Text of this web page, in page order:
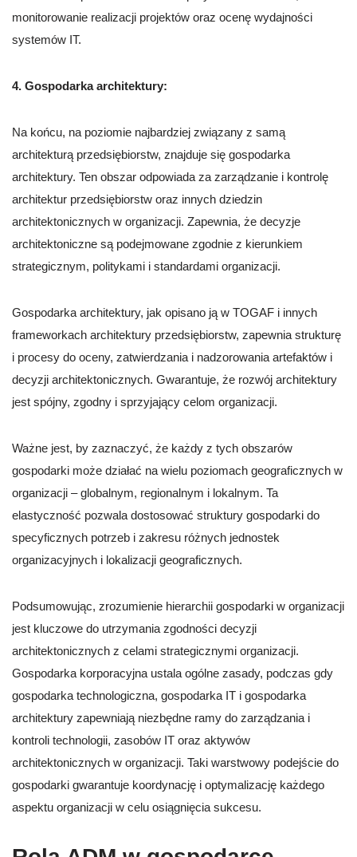
monitorowanie realizacji projektów oraz ocenę wydajności
systemów IT.
4. Gospodarka architektury:
Na końcu, na poziomie najbardziej związany z samą
architekturą przedsiębiorstw, znajduje się gospodarka
architektury. Ten obszar odpowiada za zarządzanie i kontrolę
architektur przedsiębiorstw oraz innych dziedzin
architektonicznych w organizacji. Zapewnia, że decyzje
architektoniczne są podejmowane zgodnie z kierunkiem
strategicznym, politykami i standardami organizacji.
Gospodarka architektury, jak opisano ją w TOGAF i innych
frameworkach architektury przedsiębiorstw, zapewnia strukturę
i procesy do oceny, zatwierdzania i nadzorowania artefaktów i
decyzji architektonicznych. Gwarantuje, że rozwój architektury
jest spójny, zgodny i sprzyjający celom organizacji.
Ważne jest, by zaznaczyć, że każdy z tych obszarów
gospodarki może działać na wielu poziomach geograficznych w
organizacji – globalnym, regionalnym i lokalnym. Ta
elastyczność pozwala dostosować struktury gospodarki do
specyficznych potrzeb i zakresu różnych jednostek
organizacyjnych i lokalizacji geograficznych.
Podsumowując, zrozumienie hierarchii gospodarki w organizacji
jest kluczowe do utrzymania zgodności decyzji
architektonicznych z celami strategicznymi organizacji.
Gospodarka korporacyjna ustala ogólne zasady, podczas gdy
gospodarka technologiczna, gospodarka IT i gospodarka
architektury zapewniają niezbędne ramy do zarządzania i
kontroli technologii, zasobów IT oraz aktywów
architektonicznych w organizacji. Taki warstwowy podejście do
gospodarki gwarantuje koordynację i optymalizację każdego
aspektu organizacji w celu osiągnięcia sukcesu.